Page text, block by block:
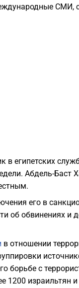
СМИ,
в египетских
Абдель-Баст
его в
обвинениях и
в отношении
борьбе с
1200 израильтян